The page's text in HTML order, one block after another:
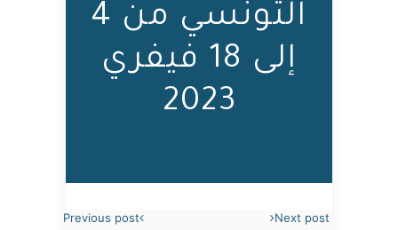
التونسي من 4
إلى 18 فيفري
2023
Previous post Next post